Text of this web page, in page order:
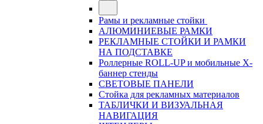
Рамы и рекламные стойки
АЛЮМИНИЕВЫЕ РАМКИ
РЕКЛАМНЫЕ СТОЙКИ И РАМКИ
НА ПОДСТАВКЕ
Роллерные ROLL-UP и мобильные X-
баннер стенды
СВЕТОВЫЕ ПАНЕЛИ
Стойка для рекламных материалов
ТАБЛИЧКИ И ВИЗУАЛЬНАЯ
НАВИГАЦИЯ